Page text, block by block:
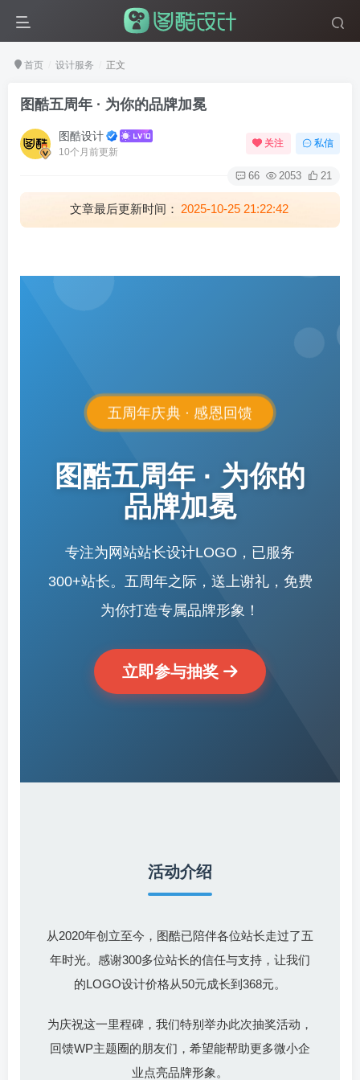
首页 设计服务 正文
图酷五周年 · 为你的品牌加冕
图酷设计
10个月前更新
关注 私信
66 2053 21
文章最后更新时间： 2025-10-25 21:22:42
五周年庆典 · 感恩回馈
图酷五周年 · 为你的
品牌加冕
专注为网站站长设计LOGO，已服务
300+站长。五周年之际，送上谢礼，免费
为你打造专属品牌形象！
立即参与抽奖
活动介绍
从2020年创立至今，图酷已陪伴各位站长走过了五
年时光。感谢300多位站长的信任与支持，让我们
的LOGO设计价格从50元成长到368元。
为庆祝这一里程碑，我们特别举办此次抽奖活动，
回馈WP主题圈的朋友们，希望能帮助更多微小企
业点亮品牌形象。